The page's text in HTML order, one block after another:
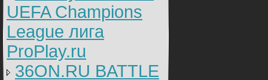
UEFA Champions
League лига
ProPlay.ru
36ON.RU BATTLE